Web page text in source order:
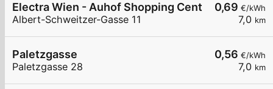
0,69 €/kWh
7,0 km
Electra Wien - Auhof Shopping Center
Albert-Schweitzer-Gasse 11
0,56 €/kWh
7,0 km
Paletzgasse
Paletzgasse 28